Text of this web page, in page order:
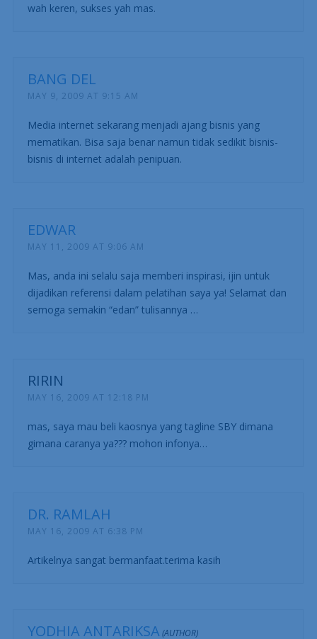
wah keren, sukses yah mas.
BANG DEL
MAY 9, 2009 AT 9:15 AM
Media internet sekarang menjadi ajang bisnis yang
mematikan. Bisa saja benar namun tidak sedikit bisnis-
bisnis di internet adalah penipuan.
EDWAR
MAY 11, 2009 AT 9:06 AM
Mas, anda ini selalu saja memberi inspirasi, ijin untuk
dijadikan referensi dalam pelatihan saya ya! Selamat dan
semoga semakin “edan” tulisannya …
RIRIN
MAY 16, 2009 AT 12:18 PM
mas, saya mau beli kaosnya yang tagline SBY dimana
gimana caranya ya??? mohon infonya…
DR. RAMLAH
MAY 16, 2009 AT 6:38 PM
Artikelnya sangat bermanfaat.terima kasih
YODHIA ANTARIKSA